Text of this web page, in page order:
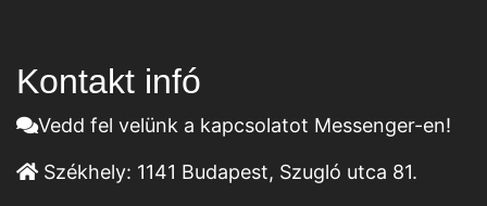
Kontakt infó
Vedd fel velünk a kapcsolatot Messenger-en!
Székhely: 1141 Budapest, Szugló utca 81.